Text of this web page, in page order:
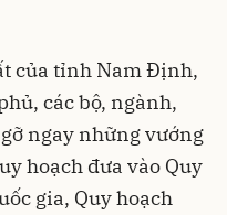
của tỉnh Nam Định,
các bộ, ngành,
ngay những vướng
hoạch đưa vào Quy
gia, Quy hoạch